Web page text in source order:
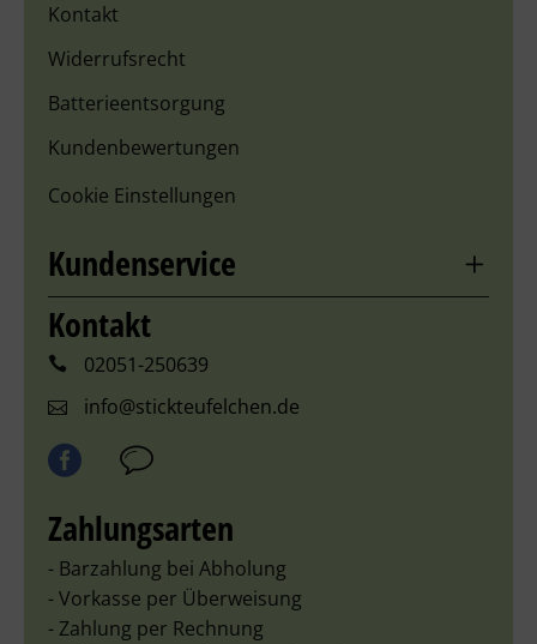
Kontakt
Widerrufsrecht
Batterieentsorgung
Kundenbewertungen
Cookie Einstellungen
Kundenservice
Kontakt
02051-250639
info@stickteufelchen.de
Zahlungsarten
- Barzahlung bei Abholung
- Vorkasse per Überweisung
- Zahlung per Rechnung